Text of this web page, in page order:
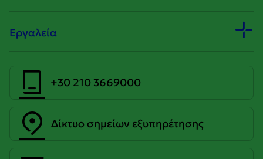
Εργαλεία
+30 210 3669000
Δίκτυο σημείων εξυπηρέτησης